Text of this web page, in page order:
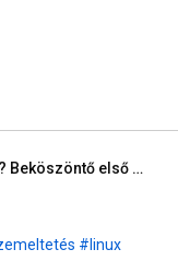
Mi ez az egész? Ki vagyok? Mit találsz itt? Beköszöntő első rész.
#linux